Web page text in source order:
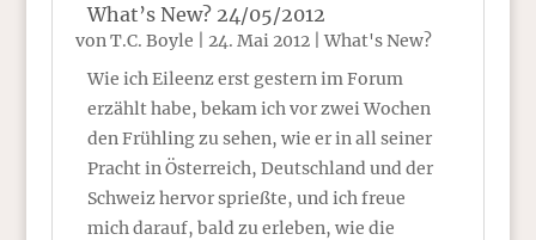
What’s New? 24/05/2012
vonT.C. Boyle 24. Mai 2012|What's New?
Wie ich Eileenz erst gestern im Forum
erzählt habe, bekam ich vor zwei Wochen
den Frühling zu sehen, wie er in all seiner
Pracht in Österreich, Deutschland und der
Schweiz hervor sprießte, und ich freue
mich darauf, bald zu erleben, wie die